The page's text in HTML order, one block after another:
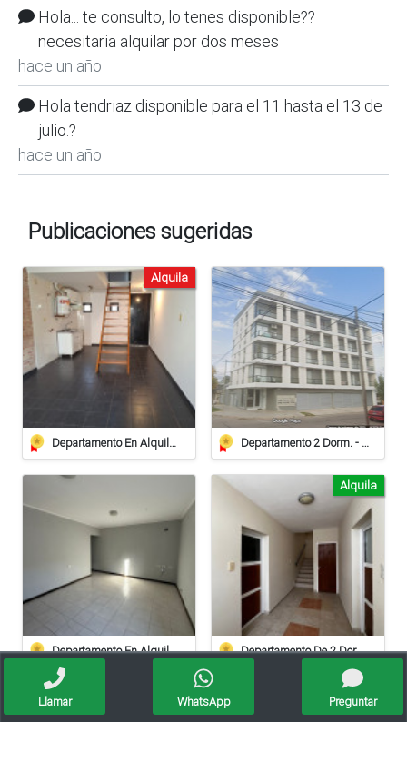
Hola... te consulto, lo tenes disponible??
necesitaria alquilar por dos meses
hace un año
Hola tendriaz disponible para el 11 hasta el 13 de
julio.?
hace un año
Publicaciones sugeridas
Departamento En Alquiler – B. Irigoyen 1148, Barrio 9 De Julio, Rafaela
Alquila
Departamento 2 Dorm. - Excelente Ubicación - Live
Departamento En Alquiler – Rincón Nº 755 Departamento De 2 Dormitorios En Alquiler
Alquila
Llamar WhatsApp Preguntar